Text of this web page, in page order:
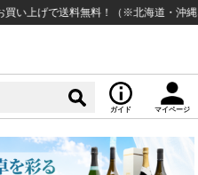
げで送料無料！（※北海道・沖縄など
ガイド マイページ